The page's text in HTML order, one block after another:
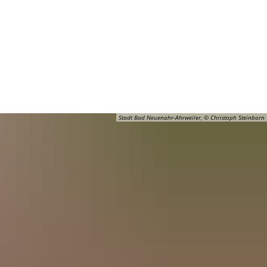
Stadt Bad Neuenahr-Ahrweiler, © Christoph Steinborn